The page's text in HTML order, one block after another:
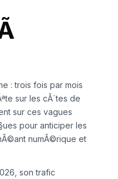
: trois fois par mois
sur les cÃ´tes de
sur ces vagues
pour anticiper les
numÃ©rique et
son trafic